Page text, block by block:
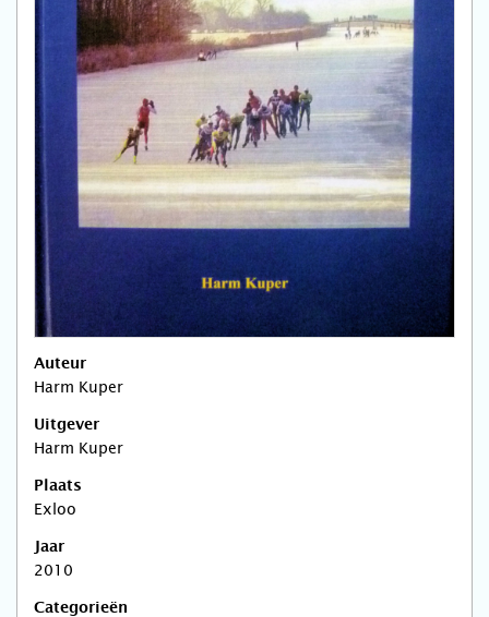
Auteur
Harm Kuper
Uitgever
Harm Kuper
Plaats
Exloo
Jaar
2010
Categorieën